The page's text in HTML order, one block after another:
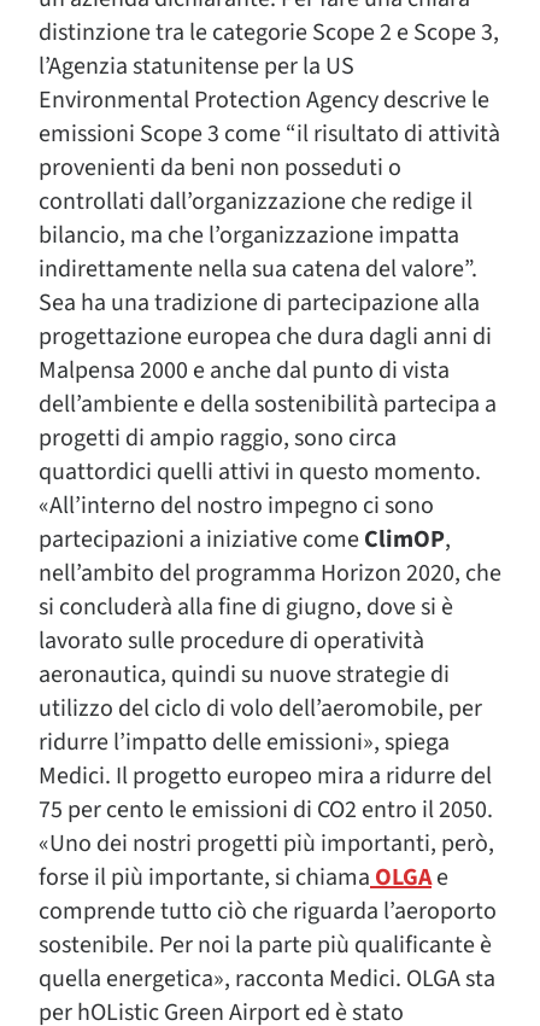
distinzione tra le categorie Scope 2 e Scope 3,
l’Agenzia statunitense per la US
Environmental Protection Agency descrive le
emissioni Scope 3 come “il risultato di attività
provenienti da beni non posseduti o
controllati dall’organizzazione che redige il
bilancio, ma che l’organizzazione impatta
indirettamente nella sua catena del valore”.
Sea ha una tradizione di partecipazione alla
progettazione europea che dura dagli anni di
Malpensa 2000 e anche dal punto di vista
dell’ambiente e della sostenibilità partecipa a
progetti di ampio raggio, sono circa
quattordici quelli attivi in questo momento.
«All’interno del nostro impegno ci sono
partecipazioni a iniziative comeClimOP,
nell’ambito del programma Horizon 2020, che
si concluderà alla fine di giugno, dove si è
lavorato sulle procedure di operatività
aeronautica, quindi su nuove strategie di
utilizzo del ciclo di volo dell’aeromobile, per
ridurre l’impatto delle emissioni», spiega
Medici. Il progetto europeo mira a ridurre del
75 per cento le emissioni di CO2 entro il 2050.
«Uno dei nostri progetti più importanti, però,
forse il più importante, si chiamaOLGAe
comprende tutto ciò che riguarda l’aeroporto
sostenibile. Per noi la parte più qualificante è
quella energetica», racconta Medici. OLGA sta
per hOListic Green Airport ed è stato